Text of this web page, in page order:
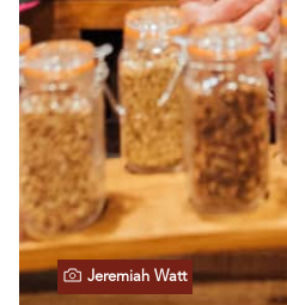
Jeremiah Watt